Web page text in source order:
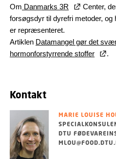
Om Danmarks 3R
Center,
forsøgsdyr til dyrefri metoder,
er repræsenteret.
Artiklen Datamangel gør det
hormonforstyrrende stoffer
.
Kontakt
MARIE LOUISE
DTU